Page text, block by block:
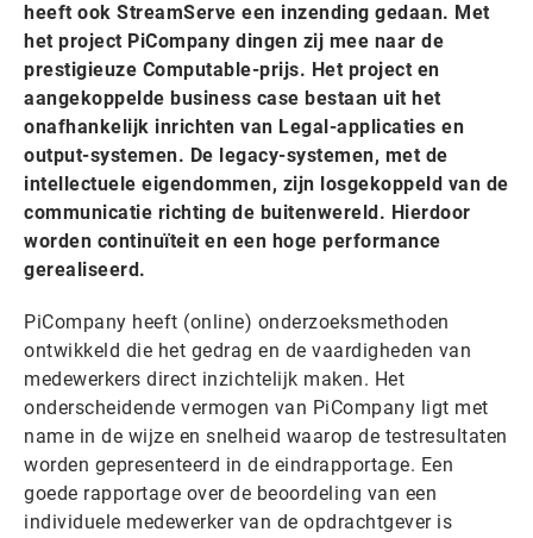
heeft ook StreamServe een inzending gedaan. Met
het project PiCompany dingen zij mee naar de
prestigieuze Computable-prijs. Het project en
aangekoppelde business case bestaan uit het
onafhankelijk inrichten van Legal-applicaties en
output-systemen. De legacy-systemen, met de
intellectuele eigendommen, zijn losgekoppeld van de
communicatie richting de buitenwereld. Hierdoor
worden continuïteit en een hoge performance
gerealiseerd.
PiCompany heeft (online) onderzoeksmethoden
ontwikkeld die het gedrag en de vaardigheden van
medewerkers direct inzichtelijk maken. Het
onderscheidende vermogen van PiCompany ligt met
name in de wijze en snelheid waarop de testresultaten
worden gepresenteerd in de eindrapportage. Een
goede rapportage over de beoordeling van een
individuele medewerker van de opdrachtgever is